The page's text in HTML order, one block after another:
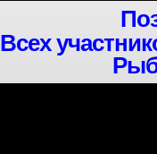
Всех